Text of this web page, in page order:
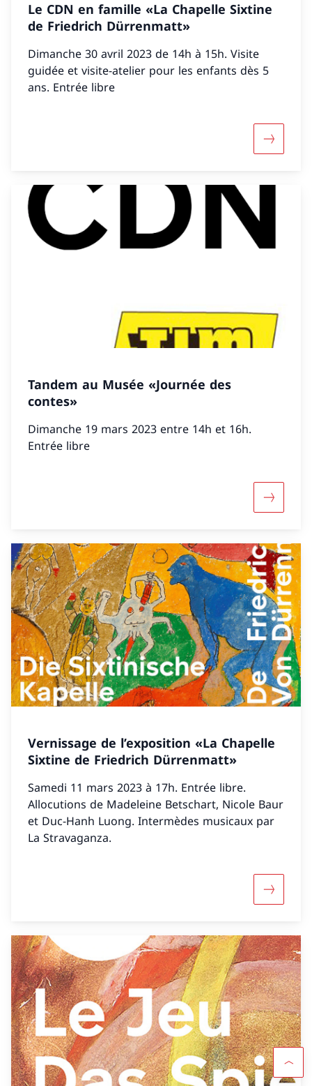
Le CDN en famille «La Chapelle Sixtine
de Friedrich Dürrenmatt»
Dimanche 30 avril 2023 de 14h à 15h. Visite
guidée et visite-atelier pour les enfants dès 5
ans. Entrée libre
Tandem au Musée «Journée des
contes»
Dimanche 19 mars 2023 entre 14h et 16h.
Entrée libre
Maggiori
Vernissage de l’exposition «La Chapelle
Sixtine de Friedrich Dürrenmatt»
Samedi 11 mars 2023 à 17h. Entrée libre.
Allocutions de Madeleine Betschart, Nicole Baur
et Duc-Hanh Luong. Intermèdes musicaux par
La Stravaganza.